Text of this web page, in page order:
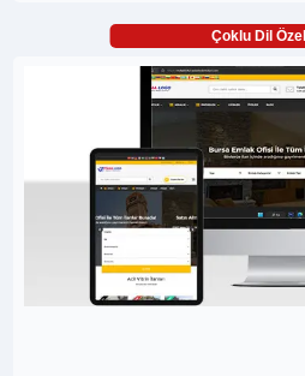
Çoklu Dil